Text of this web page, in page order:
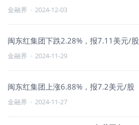
金融界 · 2024-12-03
闽东红集团下跌2.28%，报7.11美元/股
金融界 · 2024-11-29
闽东红集团上涨6.88%，报7.2美元/股
金融界 · 2024-11-27